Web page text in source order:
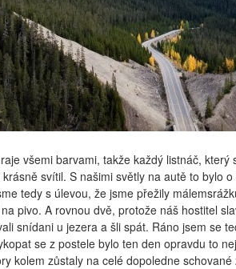
všemi barvami, takže každý listnáč,
svítil. S našimi světly na autě to bylo
tedy s úlevou, že jsme přežily
pivo. A rovnou dvě, protože náš hostitel
snídani u jezera a šli spát. Ráno jsem se
se z postele bylo ten den opravdu to
kolem zůstaly na celé dopoledne